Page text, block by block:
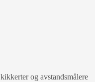
og avstandsmålere